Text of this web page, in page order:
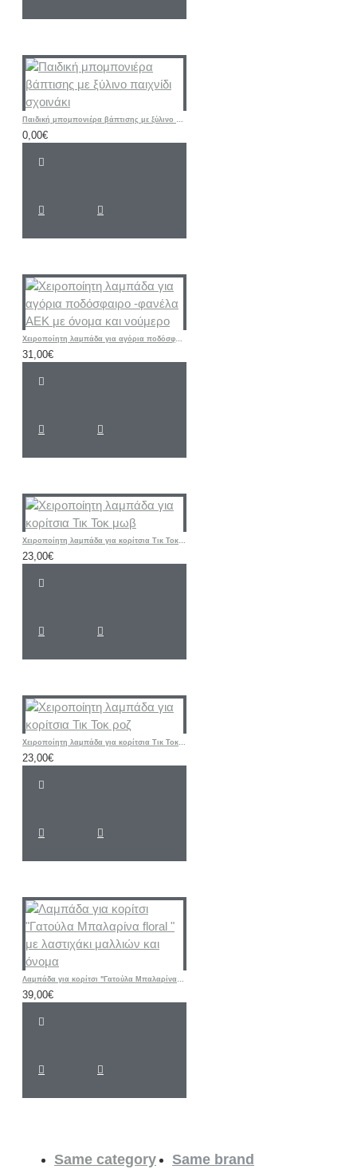
Παιδική μπομπονιέρα βάπτισης με ξύλινο παιχνίδι σχοινάκι
0,00€
Χειροποίητη λαμπάδα για αγόρια ποδόσφαιρο -φανέλα ΑΕΚ με όνομα και νούμερο
31,00€
Χειροποίητη λαμπάδα για κορίτσια Τικ Τοκ μωβ
23,00€
Χειροποίητη λαμπάδα για κορίτσια Τικ Τοκ ροζ
23,00€
Λαμπάδα για κορίτσι "Γατούλα Μπαλαρίνα floral " με λαστιχάκι μαλλιών και όνομα
39,00€
Same category Same brand